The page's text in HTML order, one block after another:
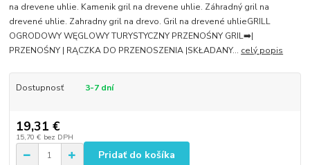
na drevene uhlie. Kamenik gril na drevene uhlie. Záhradný gril na
drevené uhlie. Zahradny gril na drevo. Gril na drevené uhlieGRILL
OGRODOWY WĘGLOWY TURYSTYCZNY PRZENOŚNY GRIL➡️|
PRZENOŚNY | RĄCZKA DO PRZENOSZENIA |SKŁADANY... celý popis
Dostupnosť 3-7 dní
19,31 €
15,70 € bez DPH
Pridať do košíka